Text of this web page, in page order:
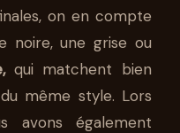
on en compte
noire, une grise ou
qui matchent bien
même style. Lors
avons également